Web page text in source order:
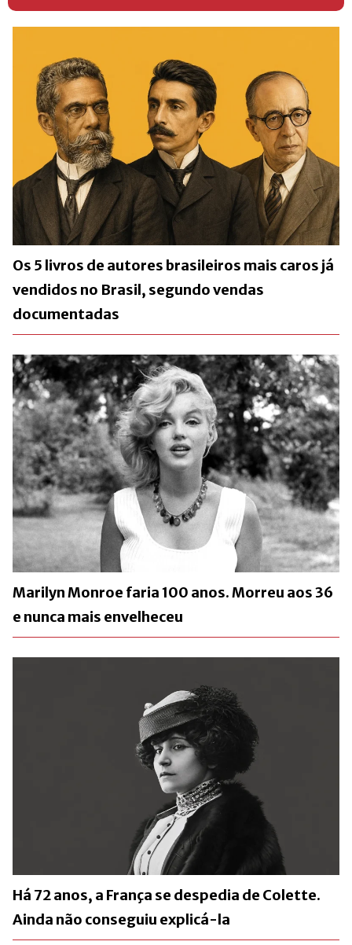
Os 5 livros de autores brasileiros mais caros já
vendidos no Brasil, segundo vendas
documentadas
Marilyn Monroe faria 100 anos. Morreu aos 36
e nunca mais envelheceu
Há 72 anos, a França se despedia de Colette.
Ainda não conseguiu explicá-la